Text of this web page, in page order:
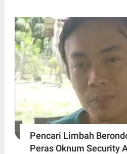
Pencari Limbah
Peras Oknum Security